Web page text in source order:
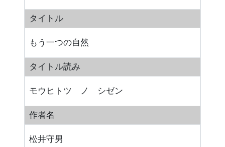
タイトル
もう一つの自然
タイトル読み
モウヒトツ ノ シゼン
作者名
松井守男